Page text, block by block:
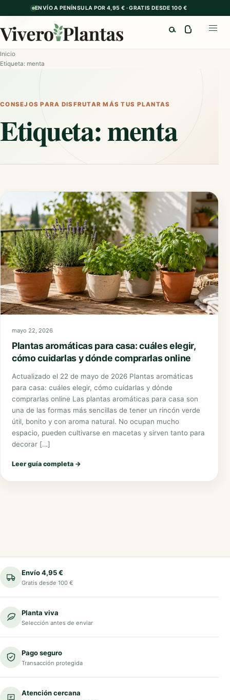
ENVÍO A PENÍNSULA POR 4,95 € · GRATIS DESDE 100 €
Inicio
Etiqueta: menta
CONSEJOS PARA DISFRUTAR MÁS TUS PLANTAS
Etiqueta:menta
mayo 22, 2026
Plantas aromáticas para casa: cuáles elegir,
cómo cuidarlas y dónde comprarlas online
Actualizado el 22 de mayo de 2026 Plantas aromáticas
para casa: cuáles elegir, cómo cuidarlas y dónde
comprarlas online Las plantas aromáticas para casa son
una de las formas más sencillas de tener un rincón verde
útil, bonito y con aroma natural. No ocupan mucho
espacio, pueden cultivarse en macetas y sirven tanto para
decorar […]
Leer guía completa →
Envío 4,95 €
Gratis desde 100 €
Planta viva
Selección antes de enviar
Pago seguro
Transacción protegida
Atención cercana